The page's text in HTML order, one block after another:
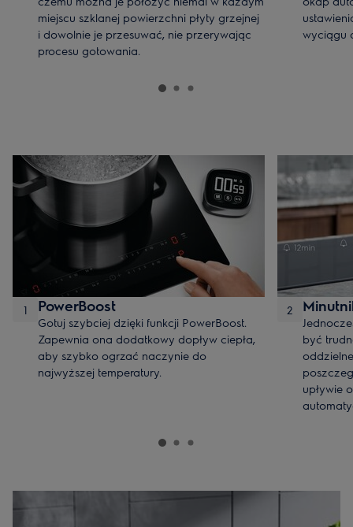
miejscu szklanej powierzchni płyty grzejnej
i dowolnie je przesuwać, nie przerywając
procesu gotowania.
wyciągu
1 PowerBoost
Gotuj szybciej dzięki funkcji PowerBoost.
Zapewnia ona dodatkowy dopływ ciepła,
aby szybko ogrzać naczynie do
najwyższej temperatury.
2
być
upływie